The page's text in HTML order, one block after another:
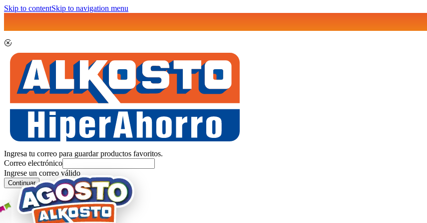
Skip to contentSkip to navigation menu
Ingresa tu correo para guardar productos favoritos.
Correo electrónico
Ingrese un correo válido
Continuar